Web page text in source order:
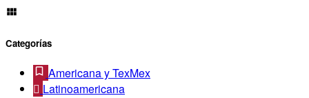
Categorías
Americana y TexMex
Latinoamericana